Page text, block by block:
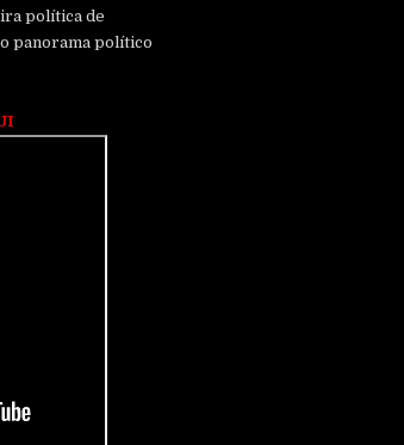
política de
panorama político